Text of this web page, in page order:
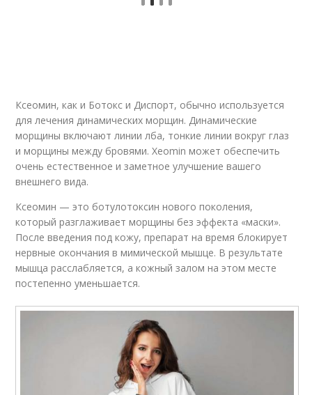
Ксеомин, как и Ботокс и Диспорт, обычно используется
для лечения динамических морщин. Динамические
морщины включают линии лба, тонкие линии вокруг глаз
и морщины между бровями. Xeomin может обеспечить
очень естественное и заметное улучшение вашего
внешнего вида.
Ксеомин — это ботулотоксин нового поколения,
который разглаживает морщины без эффекта «маски».
После введения под кожу, препарат на время блокирует
нервные окончания в мимической мышце. В результате
мышца расслабляется, а кожный залом на этом месте
постепенно уменьшается.